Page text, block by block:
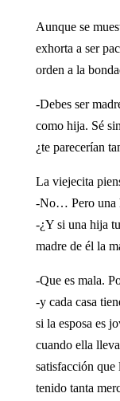
Aunque se
exhorta a ser
orden a la
-Debes ser
como hija. Sé
¿te parecerían
La viejecita
-No… Pero una
-¿Y si una hija
madre de él la
-Que es mala.
-y cada casa
si la esposa es
cuando ella
satisfacción que
tenido tanta